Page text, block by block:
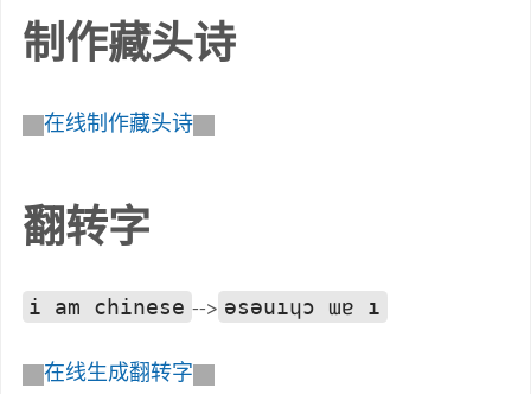
制作藏头诗
在线制作藏头诗
翻转字
i am chinese --> ǝsǝuıɥɔ ɯɐ ı
在线生成翻转字